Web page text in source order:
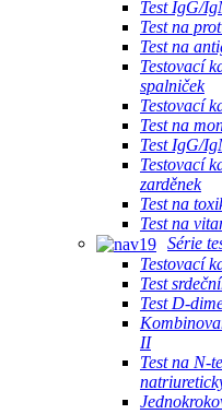
Test IgG/
Test na
Test na
Testovací
spalniček
Testovací
Test na
Test IgG/
Testovací
zarděnek
Test na
Test na
Série
Testovací
Test
Test D-
II
Test na N-